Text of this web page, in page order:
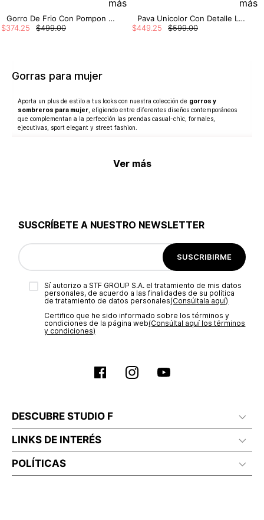
Gorro De Frio Con Pompon Y Perlas
$499.00
$374.25
Pava Unicolor Con Detalle Logo
$599.00
$449.25
Gorras para mujer
Aporta un plus de estilo a tus looks con nuestra colección de gorros y
sombreros para mujer , eligiendo entre diferentes diseños contemporáneos
que complementan a la perfección las prendas casual-chic, formales,
ejecutivas, sport elegant y street fashion.
además de dar protección contra el frío, también añaden valor con sus
¡Luce fantástica con un look athleisure o preppy! Si te gusta vestir un poco más
deportiva o hacer actividades como el senderismo, puedes optar por las
gorras
de mujer
, un accesorio complementario y que, a su vez, te protegerá del sol en
días veraniegos.
Conoce las variadas opciones ensombreros Studio F, aprovechando sus
icónicos modelos para estilos atrevidos o los casuales para paseos por la ciudad.
¡Explora, elige tus favoritos y cómpralos online!
Ver más
SUSCRÍBETE A NUESTRO NEWSLETTER
SUSCRIBIRME
Sí autorizo a STF GROUP S.A. el tratamiento de mis datos
personales, de acuerdo a las finalidades de su política
de tratamiento de datos personales‎(Consúltala aquí)
Certifico que he sido informado sobre los términos y
condiciones de la página web‎(Consúltal aquí los términos
y condiciones)
DESCUBRE STUDIO F
LINKS DE INTERÉS
POLÍTICAS